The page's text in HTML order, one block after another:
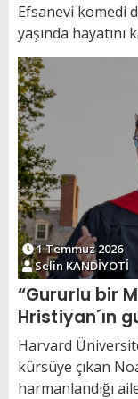
Efsanevi komedi
yaşında hayatını
1 Temmuz 2026
Selin KANDİYOTİ
“Gururlu bir
Hristiyan´ın
Harvard
kürsüye çıkan
harmanlandığı